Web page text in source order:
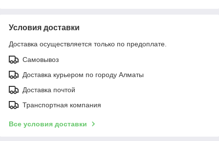
Условия доставки
Доставка осуществляется только по предоплате.
Самовывоз
Доставка курьером по городу Алматы
Доставка почтой
Транспортная компания
Все условия доставки